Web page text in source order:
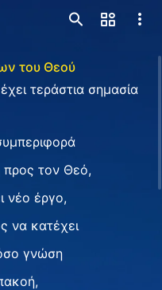
του Θεού
τεράστια σημασία
προς τον Θεό,
νέο έργο,
να κατέχει
γνώση